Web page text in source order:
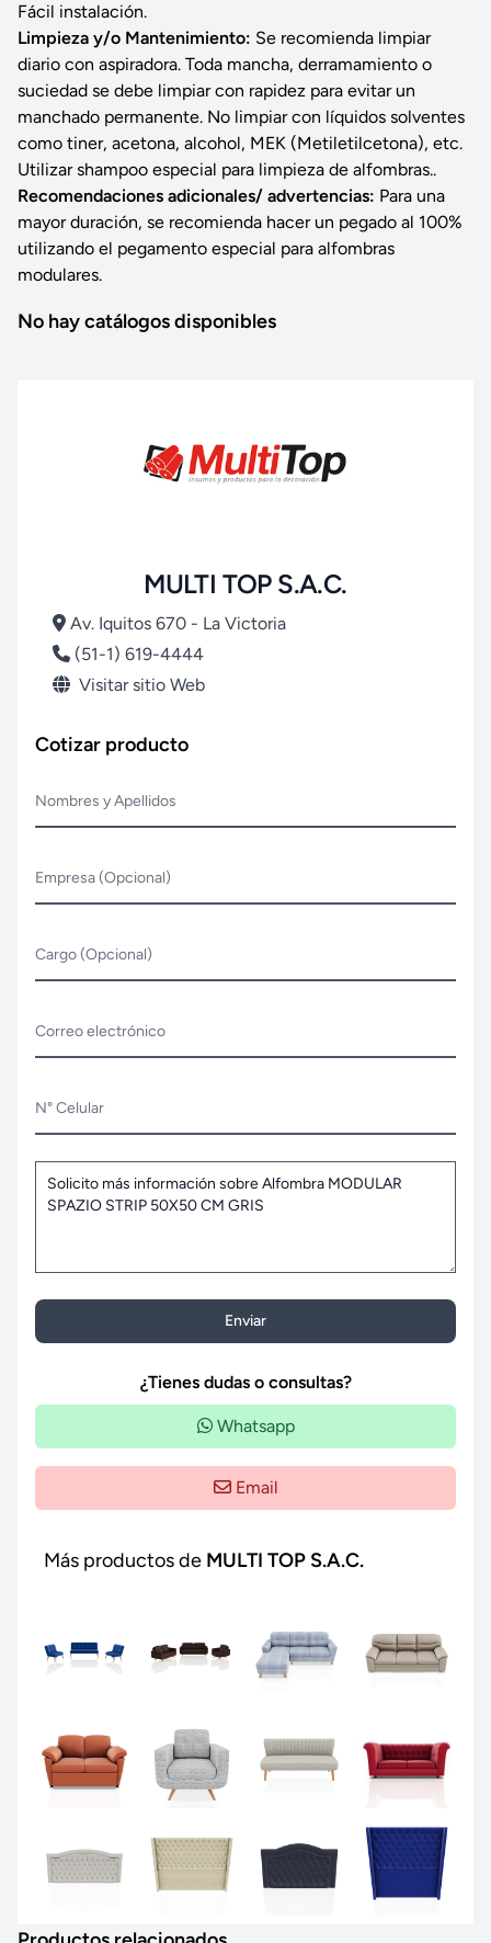
Fácil instalación.
Limpieza y/o Mantenimiento: Se recomienda limpiar
diario con aspiradora. Toda mancha, derramamiento o
suciedad se debe limpiar con rapidez para evitar un
manchado permanente. No limpiar con líquidos solventes
como tiner, acetona, alcohol, MEK (Metiletilcetona), etc.
Utilizar shampoo especial para limpieza de alfombras..
Recomendaciones adicionales/ advertencias: Para una
mayor duración, se recomienda hacer un pegado al 100%
utilizando el pegamento especial para alfombras
modulares.
No hay catálogos disponibles
MULTI TOP S.A.C.
Av. Iquitos 670 - La Victoria
(51-1) 619-4444
Visitar sitio Web
Cotizar producto
Nombres y Apellidos
Empresa (Opcional)
Cargo (Opcional)
Correo electrónico
N° Celular
Enviar
¿Tienes dudas o consultas?
Whatsapp
Email
Más productos de MULTI TOP S.A.C.